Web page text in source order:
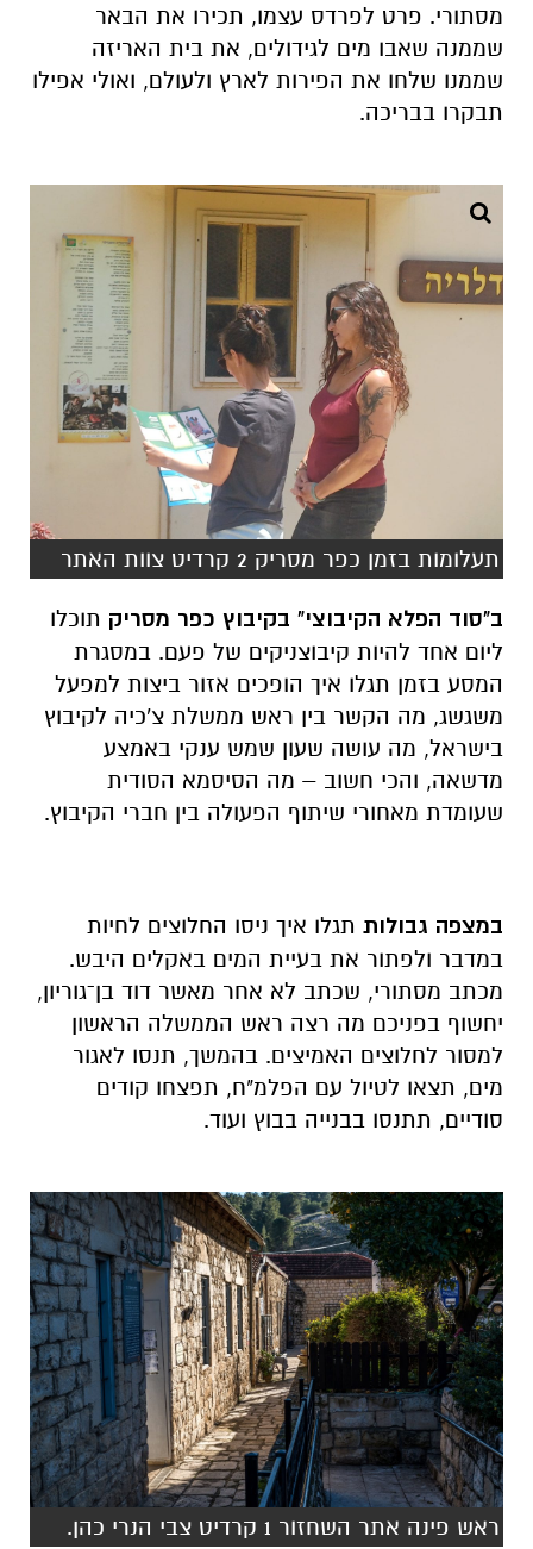
מסתורי. פרט לפרדס עצמו, תכירו את הבאר
שממנה שאבו מים לגידולים, את בית האריזה
שממנו שלחו את הפירות לארץ ולעולם, ואולי אפילו
תבקרו בבריכה.
תעלומות בזמן כפר מסריק 2 קרדיט צוות האתר
ב"סוד הפלא הקיבוצי" בקיבוץ כפר מסריק תוכלו
ליום אחד להיות קיבוצניקים של פעם. במסגרת
המסע בזמן תגלו איך הופכים אזור ביצות למפעל
משגשג, מה הקשר בין ראש ממשלת צ'כיה לקיבוץ
בישראל, מה עושה שעון שמש ענקי באמצע
מדשאה, והכי חשוב – מה הסיסמא הסודית
שעומדת מאחורי שיתוף הפעולה בין חברי הקיבוץ.
במצפה גבולות תגלו איך ניסו החלוצים לחיות
במדבר ולפתור את בעיית המים באקלים היבש.
מכתב מסתורי, שכתב לא אחר מאשר דוד בן־גוריון,
יחשוף בפניכם מה רצה ראש הממשלה הראשון
למסור לחלוצים האמיצים. בהמשך, תנסו לאגור
מים, תצאו לטיול עם הפלמ"ח, תפצחו קודים
סודיים, תתנסו בבנייה בבוץ ועוד.
ראש פינה אתר השחזור 1 קרדיט צבי הנרי כהן.